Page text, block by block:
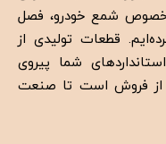
خصوص شمع خودرو، فصل
قطعات تولیدی از
شما پیروی
از فروش است تا صنعت